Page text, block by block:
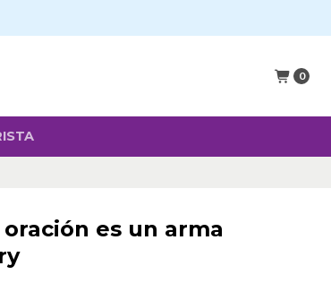
0
es un arma